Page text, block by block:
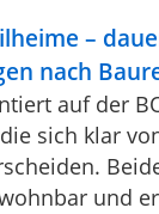
–
nach
auf der
sich klar
und